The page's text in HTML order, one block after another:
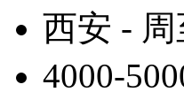
西安 -
4000-